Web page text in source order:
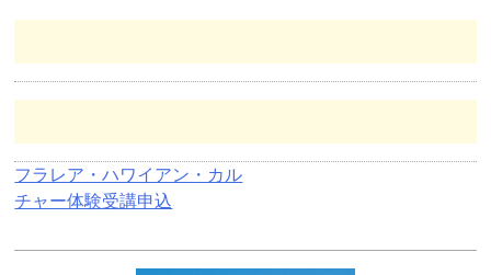
投
稿
ナ
フラレア・ハワイアン・カル
チャー体験受講申込